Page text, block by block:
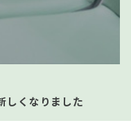
くなりました